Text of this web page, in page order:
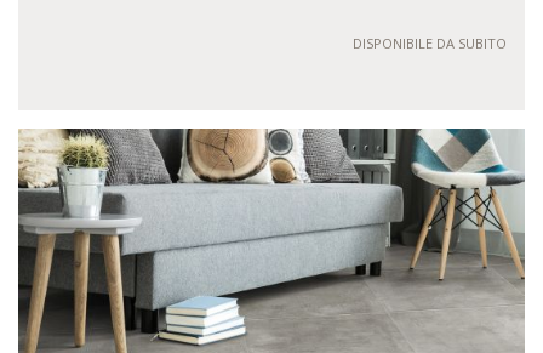
DISPONIBILE DA SUBITO